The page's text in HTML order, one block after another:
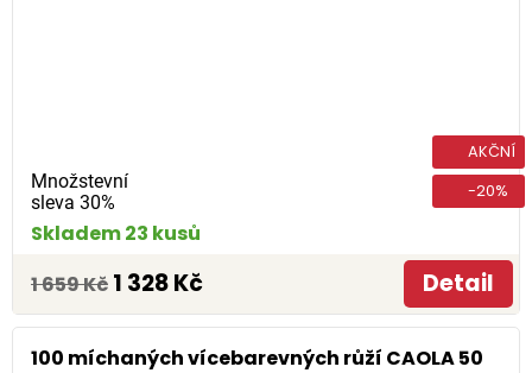
Množstevní
sleva 30%
AKČNÍ
-20%
Skladem 23 kusů
1 659 Kč 1 328 Kč Detail
100 míchaných vícebarevných růží CAOLA 50